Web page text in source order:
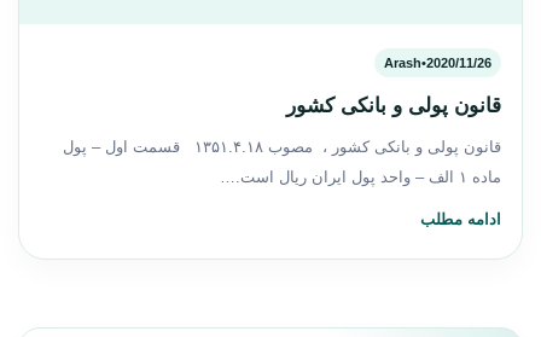
2020/11/26
•
Arash
قانون پولی و بانکی کشور
قانون پولی و بانکی کشور ، ‌مصوب ۱۳۵۱.۴.۱۸ ‌قسمت اول – پول
‌ماده ۱ ‌الف – واحد پول ایران ریال است.…
ادامه مطلب